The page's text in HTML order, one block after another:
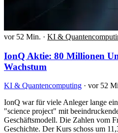
vor 52 Min. · KI &
IonQ Aktie: 80 Millionen
Wachstum
KI & Quantencomputing · vor 52
IonQ war für viele Anleger lange
"science project" mit
Geschäftsmodell. Die Zahlen vom
Geschichte. Der Kurs schoss um